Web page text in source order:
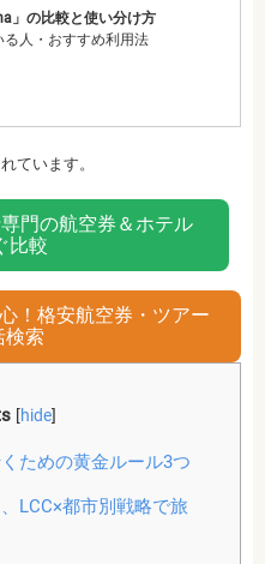
」の比較と使い分け方
人・おすすめ利用法
ています。
門の航空券＆ホテル
比較
！格安航空券・ツアー
検索
[hide]
ための黄金ルール3つ
LCC×都市別戦略で旅